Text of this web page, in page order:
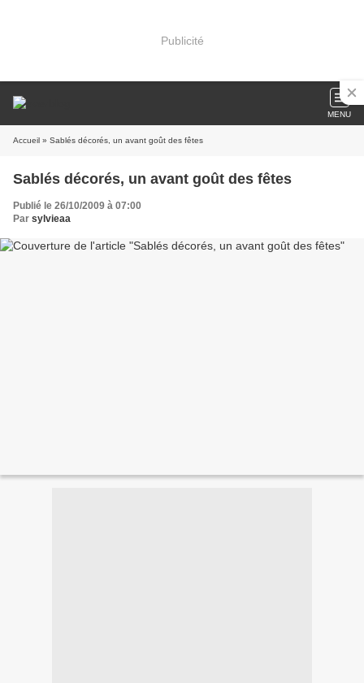
Publicité
MENU
Accueil » Sablés décorés, un avant goût des fêtes
Sablés décorés, un avant goût des fêtes
Publié le 26/10/2009 à 07:00
Par sylvieaa